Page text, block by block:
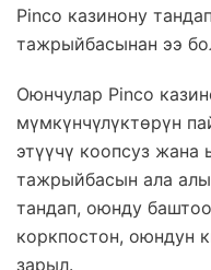
Pinco казинону
тажрыйбасынан ээ
Оюнчулар Pinco
мүмкүнчүлүктөрүн
этүүчү коопсуз жана
тажрыйбасын ала
тандап, оюнду
коркпостон, оюндун
зарыл.